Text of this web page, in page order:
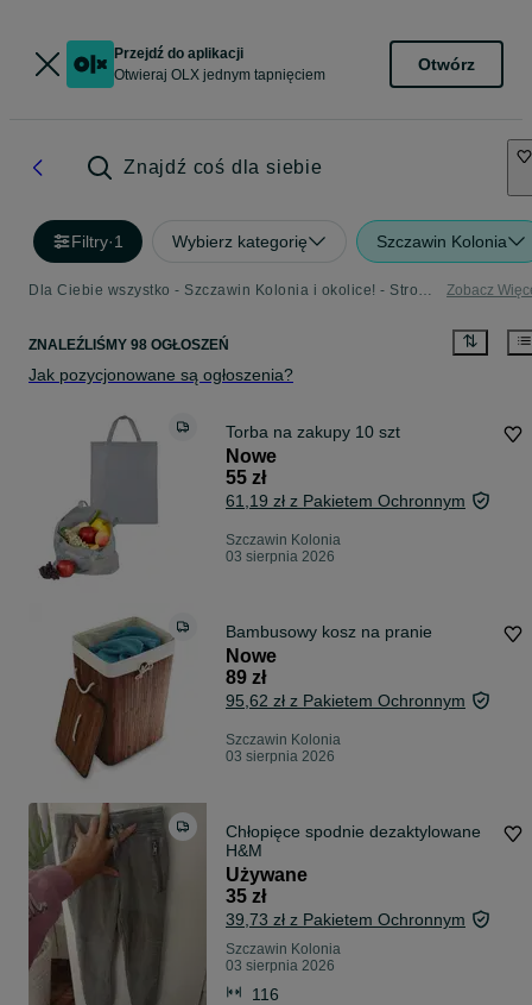
Przejdź do aplikacji
Otwieraj OLX jednym tapnięciem
Otwórz
Znajdź coś dla siebie
Filtry·1 Wybierz kategorię Szczawin Kolonia
Dla Ciebie wszystko - Szczawin Kolonia i okolice! - Strona 2 Zobacz
ZNALEŹLIŚMY 98 OGŁOSZEŃ
Jak pozycjonowane są ogłoszenia?
Torba na zakupy 10 szt
Nowe
55 zł
61,19 zł z Pakietem Ochronnym
Szczawin Kolonia
03 sierpnia 2026
Bambusowy kosz na pranie
Nowe
89 zł
95,62 zł z Pakietem Ochronnym
Szczawin Kolonia
03 sierpnia 2026
Chłopięce spodnie dezaktylowane
H&M
Używane
35 zł
39,73 zł z Pakietem Ochronnym
Szczawin Kolonia
03 sierpnia 2026
116